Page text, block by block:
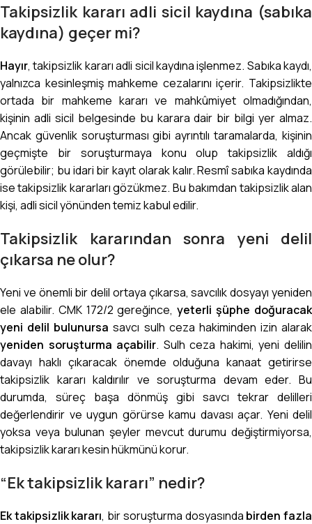
Takipsizlik kararı adli sicil kaydına (sabıka
kaydına) geçer mi?
Hayır, takipsizlik kararı adli sicil kaydına işlenmez. Sabıka kaydı,
yalnızca kesinleşmiş mahkeme cezalarını içerir. Takipsizlikte
ortada bir mahkeme kararı ve mahkûmiyet olmadığından,
kişinin adli sicil belgesinde bu karara dair bir bilgi yer almaz.
Ancak güvenlik soruşturması gibi ayrıntılı taramalarda, kişinin
geçmişte bir soruşturmaya konu olup takipsizlik aldığı
görülebilir; bu idari bir kayıt olarak kalır. Resmî sabıka kaydında
ise takipsizlik kararları gözükmez. Bu bakımdan takipsizlik alan
kişi, adli sicil yönünden temiz kabul edilir.
Takipsizlik kararından sonra yeni delil
çıkarsa ne olur?
Yeni ve önemli bir delil ortaya çıkarsa, savcılık dosyayı yeniden
ele alabilir. CMK 172/2 gereğince,yeterli şüphe doğuracak
yeni delil bulunursa savcı sulh ceza hakiminden izin alarak
yeniden soruşturma açabilir. Sulh ceza hakimi, yeni delilin
davayı haklı çıkaracak önemde olduğuna kanaat getirirse
takipsizlik kararı kaldırılır ve soruşturma devam eder. Bu
durumda, süreç başa dönmüş gibi savcı tekrar delilleri
değerlendirir ve uygun görürse kamu davası açar. Yeni delil
yoksa veya bulunan şeyler mevcut durumu değiştirmiyorsa,
takipsizlik kararı kesin hükmünü korur.
“Ek takipsizlik kararı” nedir?
Ek takipsizlik kararı, bir soruşturma dosyasında birden fazla